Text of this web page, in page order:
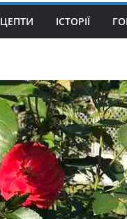
ІСТОРІЇ